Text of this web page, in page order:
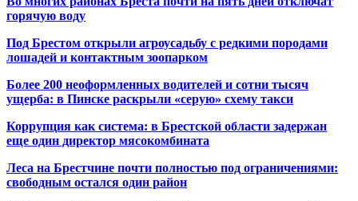
горячую воду
Под Брестом открыли агроусадьбу с редкими породами
лошадей и контактным зоопарком
Более 200 неоформленных водителей и сотни тысяч
ущерба: в Пинске раскрыли «серую» схему такси
Коррупция как система: в Брестской области задержан
еще один директор мясокомбината
Леса на Брестчине почти полностью под ограничениями:
свободным остался один район